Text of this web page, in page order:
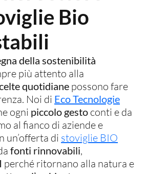
Bio
della sostenibilità
più attento alla
quotidiane possono fare
Noi di Eco Tecnologie
ogni piccolo gesto conti e da
al fianco di aziende e
un’offerta di stoviglie BIO
fonti rinnovabili,
perché ritornano alla natura e